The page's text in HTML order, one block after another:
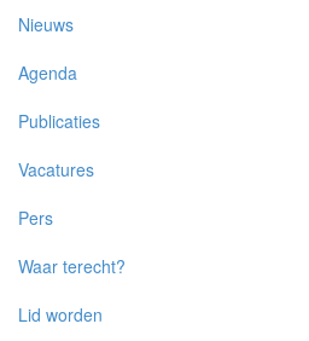
Overslaan en naar de inhoud gaan
Nieuws
Agenda
Publicaties
Vacatures
Pers
Waar terecht?
Lid worden